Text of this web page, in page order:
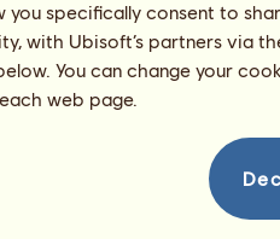
Sütikezelés
specifically consent to
with Ubisoft’s partners via
You can change your
web page.